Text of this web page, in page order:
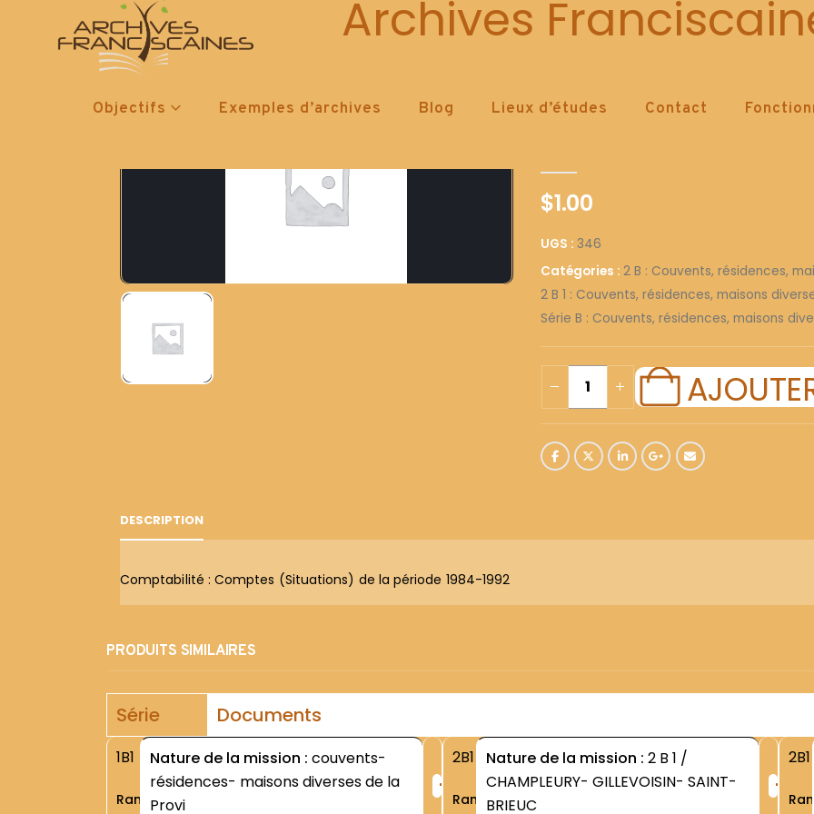
Archives
Objectifs Exemples d’archives Blog Lieux d’études Contact
346
$1.00
UGS : 346
Catégories : 2 B : Couvents, résidences,
2 B 1 : Couvents, résidences, maisons
Série B : Couvents, résidences, maisons
DESCRIPTION
Comptabilité : Comptes (Situations) de la période 1984-1992
PRODUITS SIMILAIRES
Série Documents
1B1
Rang
Nature de la mission : couvents-
résidences- maisons diverses de la
Provi
+
2B1
Rang
Nature de la mission : 2 B 1 /
CHAMPLEURY- GILLEVOISIN- SAINT-
BRIEUC
+
2B1
Rang